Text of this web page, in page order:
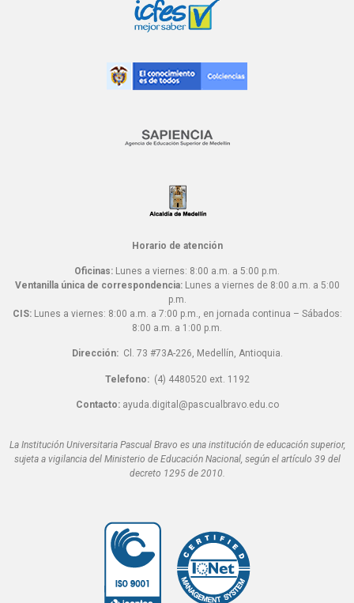
Horario de atención
Oficinas: Lunes a viernes: 8:00 a.m. a 5:00 p.m.
Ventanilla única de correspondencia:Lunes a viernes de 8:00 a.m. a 5:00
p.m.
CIS:Lunes a viernes: 8:00 a.m. a 7:00 p.m., en jornada continua – Sábados:
8:00 a.m. a 1:00 p.m.
Dirección: Cl. 73 #73A-226, Medellín, Antioquia.
Telefono:(4) 4480520 ext. 1192
Contacto:ayuda.digital@pascualbravo.edu.co
La Institución Universitaria Pascual Bravo es una institución de educación superior,
sujeta a vigilancia del Ministerio de Educación Nacional, según el artículo 39 del
decreto 1295 de 2010.